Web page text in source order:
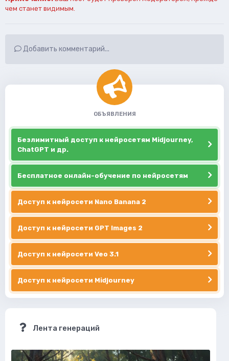
чем станет видимым.
Добавить комментарий...
ОБЪЯВЛЕНИЯ
Безлимитный доступ к нейросетям Midjourney,
ChatGPT и др.
Бесплатное онлайн-обучение по нейросетям
Доступ к нейросети Nano Banana 2
Доступ к нейросети GPT Images 2
Доступ к нейросети Veo 3.1
Доступ к нейросети Midjourney
Лента генераций